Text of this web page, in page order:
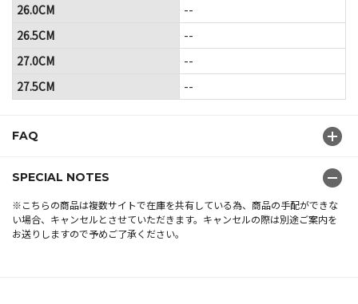
FAQ
SPECIAL NOTES
※こちらの商品は複数サイトで在庫を共有している為、商品の手配ができな
い場合、キャンセルとさせていただきます。キャンセルの際は別途ご案内を
お送りしますので予めご了承ください。
26.0CM
--
26.5CM
--
27.0CM
--
27.5CM
--